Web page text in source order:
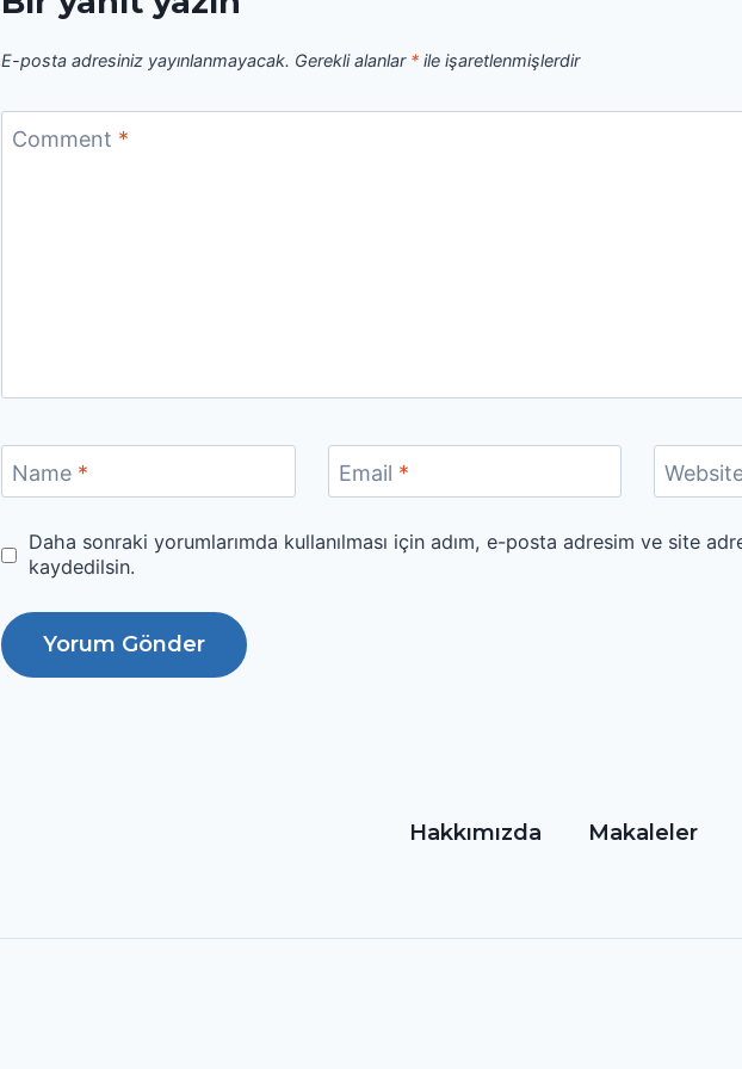
E-posta adresiniz yayınlanmayacak. Gerekli alanlar * ile işaretlenmişlerdir
Comment *
Name * Email *
Daha sonraki yorumlarımda kullanılması için adım, e-posta adresim ve site
kaydedilsin.
Hakkımızda Makaleler